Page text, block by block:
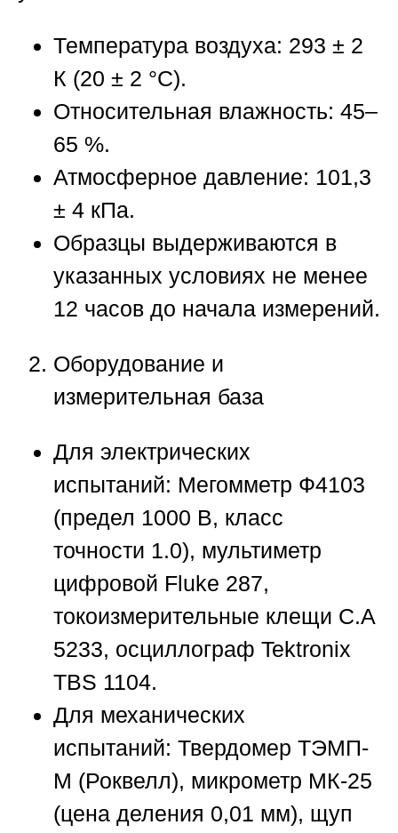
Температура воздуха: 293 ± 2
К (20 ± 2 °C).
Относительная влажность: 45–
65 %.
Атмосферное давление: 101,3
± 4 кПа.
Образцы выдерживаются в
указанных условиях не менее
12 часов до начала измерений.
Оборудование и
измерительная база
Для электрических
испытаний: Мегомметр Ф4103
(предел 1000 В, класс
точности 1.0), мультиметр
цифровой Fluke 287,
токоизмерительные клещи C.A
5233, осциллограф Tektronix
TBS 1104.
Для механических
испытаний: Твердомер ТЭМП-
М (Роквелл), микрометр МК-25
(цена деления 0,01 мм), щуп